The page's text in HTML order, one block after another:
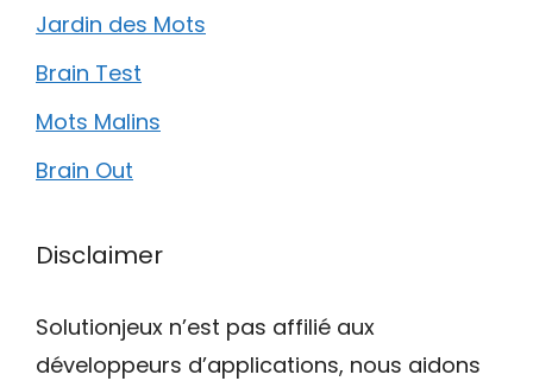
Jardin des Mots
Brain Test
Mots Malins
Brain Out
Disclaimer
Solutionjeux n’est pas affilié aux
développeurs d’applications, nous aidons